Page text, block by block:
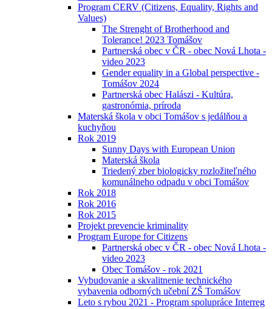
Program CERV (Citizens, Equality, Rights and
Values)
The Strenght of Brotherhood and
Tolerance! 2023 Tomášov
Partnerská obec v ČR - obec Nová Lhota -
video 2023
Gender equality in a Global perspective -
Tomášov 2024
Partnerská obec Halászi - Kultúra,
gastronómia, príroda
Materská škola v obci Tomášov s jedálňou a
kuchyňou
Rok 2019
Sunny Days with European Union
Materská škola
Triedený zber biologicky rozložiteľného
komunálneho odpadu v obci Tomášov
Rok 2018
Rok 2016
Rok 2015
Projekt prevencie kriminality
Program Europe for Citizens
Partnerská obec v ČR - obec Nová Lhota -
video 2023
Obec Tomášov - rok 2021
Vybudovanie a skvalitnenie technického
vybavenia odborných učební ZŠ Tomášov
Leto s rybou 2021 - Program spolupráce Interreg